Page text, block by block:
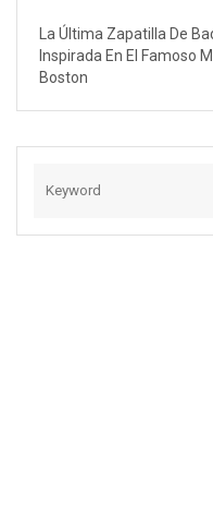
La Última Zapatilla De
Inspirada En El Famoso
Boston